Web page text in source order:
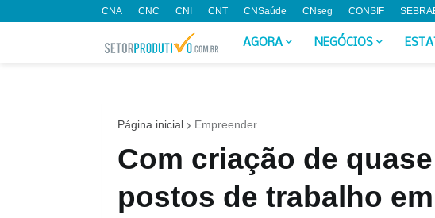
CNA CNC CNI CNT CNSaúde CNseg CONSIF
AGORA NEGÓCIOS
Página inicial Empreender
Com criação de
postos de trabalho